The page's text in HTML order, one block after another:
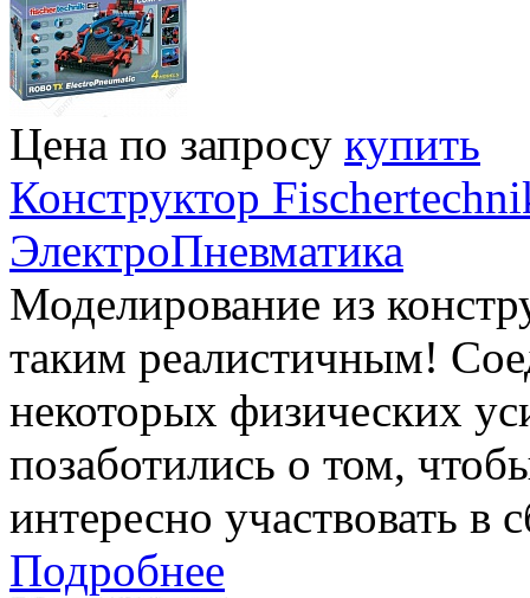
Цена по запросу купить
Конструктор
ЭлектроПневматика
Моделирование из
таким реалистичным!
некоторых физических
позаботились о том,
интересно участвовать в
Подробнее